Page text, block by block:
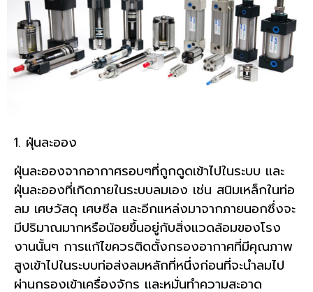
1. ฝุ่นละออง
ฝุ่นละอองจากอากาศรอบๆที่ถูกดูดเข้าไปในระบบ และ
ฝุ่นละอองที่เกิดภายในระบบลมเอง เช่น สนิมเหล็กในท่อ
ลม เศษวัสดุ เศษซีล และอีกแหล่งมาจากภายนอกซึ่งจะ
มีปริมาณมากหรือน้อยขึ้นอยู่กับสิ่งแวดล้อมของโรง
งานนั้นๆ การแก้ไขควรติดตั้งกรองอากาศที่มีคุณภาพ
สูงเข้าไปในระบบท่อส่งลมหลักที่หนึ่งก่อนที่จะนำลมไป
ผ่านกรองเข้าเครื่องจักร และหมั่นทำความสะอาด